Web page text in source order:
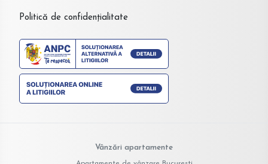
Politică de confidențialitate
Vânzări apartamente